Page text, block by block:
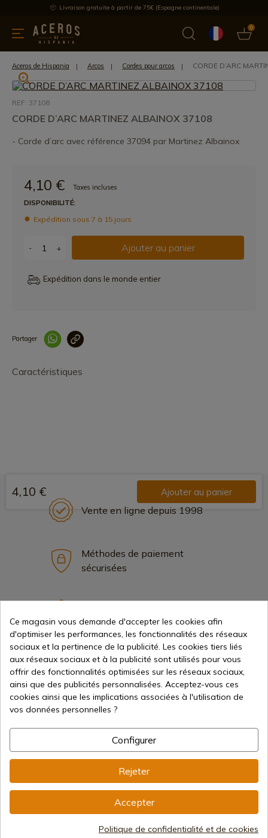
Livraison gratuite à partir de 75€ (Espagne continentale)
0
de cuisine Offre Dernières nouvelles Meilleures ventes
Aceros de Hispania Arcos Cordes pour arcos CORDE D’ARC
REF: 37108
CORDE D’ARC MARTINEZ ALBAINOX 37108
- Corde d’arc avec référence 37094 par Martinez Albainox
4,10 €
Taxes incluses
DISPONIBILITÉ:
Expédition sous 7 à 15 jours
- + Ajouter au panier
Expédition dans le monde entier
Partager
Caractéristiques
4,10 € Ajouter au panier
Vente en ligne depuis 1998
Méthodes de paiement
sécurisées
Information
info@aceros-de-hispania.com
(+34)978 877 088
Informations sur le client
Du lundi au vendredi de 09h00 à 15h00
Registre du commerce
Ce magasin vous demande d'accepter les cookies afin
d'optimiser les performances, les fonctionnalités des réseaux
sociaux et la pertinence de la publicité. Les cookies tiers liés
aux réseaux sociaux et à la publicité sont utilisés pour vous
offrir des fonctionnalités optimisées sur les réseaux sociaux,
ainsi que des publicités personnalisées. Acceptez-vous ces
cookies ainsi que les implications associées à l'utilisation de
vos données personnelles ?
Configurer
Rejeter
Accepter
Politique de confidentialité et de cookies